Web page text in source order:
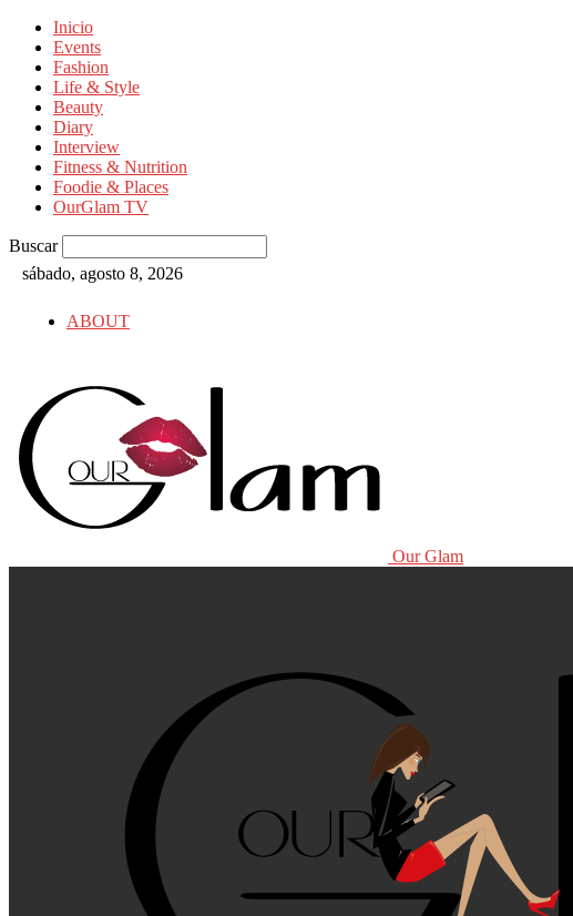
Inicio
Events
Fashion
Life & Style
Beauty
Diary
Interview
Fitness & Nutrition
Foodie & Places
OurGlam TV
Buscar
sábado, agosto 8, 2026
ABOUT
Our Glam